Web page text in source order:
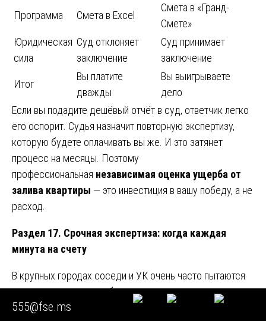
Программа Смета в Excel
Смета в «Гранд-
Смете»
Юридическая
сила
Суд отклоняет
заключение
Суд принимает
заключение
Итог
Вы платите
дважды
Вы выигрываете
дело
Если вы подадите дешёвый отчёт в суд, ответчик легко
его оспорит. Судья назначит повторную экспертизу,
которую будете оплачивать вы же. И это затянет
процесс на месяцы. Поэтому
профессиональная независимая оценка ущерба от
залива квартиры — это инвестиция в вашу победу, а не
расход.
Раздел 17. Срочная экспертиза: когда каждая
минута на счету
В крупных городах соседи и УК очень часто пытаются
скрыть следы залива, быстро «залатав дыры».
Эксперты нужны как можно быстрее, чтобы
555@fse.ms